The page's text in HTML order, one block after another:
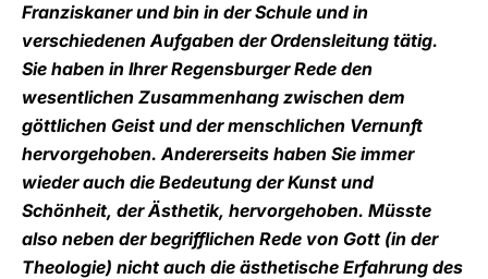
Franziskaner und bin in der Schule und in
verschiedenen Aufgaben der Ordensleitung tätig.
Sie haben in Ihrer Regensburger Rede den
wesentlichen Zusammenhang zwischen dem
göttlichen Geist und der menschlichen Vernunft
hervorgehoben. Andererseits haben Sie immer
wieder auch die Bedeutung der Kunst und
Schönheit, der Ästhetik, hervorgehoben. Müsste
also neben der begrifflichen Rede von Gott (in der
Theologie) nicht auch die ästhetische Erfahrung des